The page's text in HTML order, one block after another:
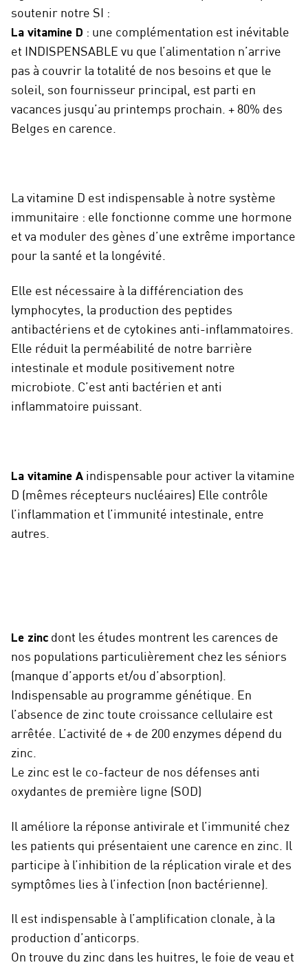
soutenir notre SI :
La vitamine D : une complémentation est inévitable
et INDISPENSABLE vu que l’alimentation n’arrive
pas à couvrir la totalité de nos besoins et que le
soleil, son fournisseur principal, est parti en
vacances jusqu’au printemps prochain. + 80% des
Belges en carence.
La vitamine D est indispensable à notre système
immunitaire : elle fonctionne comme une hormone
et va moduler des gènes d’une extrême importance
pour la santé et la longévité.
Elle est nécessaire à la différenciation des
lymphocytes, la production des peptides
antibactériens et de cytokines anti-inflammatoires.
Elle réduit la perméabilité de notre barrière
intestinale et module positivement notre
microbiote. C’est anti bactérien et anti
inflammatoire puissant.
La vitamine A indispensable pour activer la vitamine
D (mêmes récepteurs nucléaires) Elle contrôle
l’inflammation et l’immunité intestinale, entre
autres.
Le zinc dont les études montrent les carences de
nos populations particulièrement chez les séniors
(manque d’apports et/ou d’absorption).
Indispensable au programme génétique. En
l’absence de zinc toute croissance cellulaire est
arrêtée. L’activité de + de 200 enzymes dépend du
zinc.
Le zinc est le co-facteur de nos défenses anti
oxydantes de première ligne (SOD)
Il améliore la réponse antivirale et l’immunité chez
les patients qui présentaient une carence en zinc. Il
participe à l’inhibition de la réplication virale et des
symptômes lies à l’infection (non bactérienne).
Il est indispensable à l’amplification clonale, à la
production d’anticorps.
On trouve du zinc dans les huitres, le foie de veau et